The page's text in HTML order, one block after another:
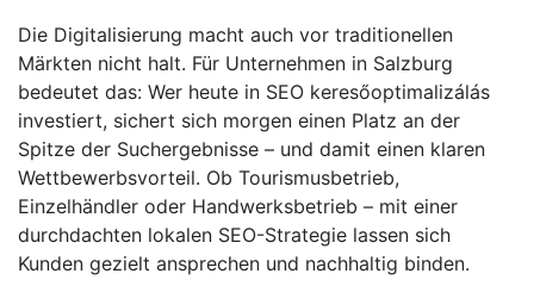
Die Digitalisierung macht auch vor traditionellen
Märkten nicht halt. Für Unternehmen in Salzburg
bedeutet das: Wer heute in SEO keresőoptimalizálás
investiert, sichert sich morgen einen Platz an der
Spitze der Suchergebnisse – und damit einen klaren
Wettbewerbsvorteil. Ob Tourismusbetrieb,
Einzelhändler oder Handwerksbetrieb – mit einer
durchdachten lokalen SEO-Strategie lassen sich
Kunden gezielt ansprechen und nachhaltig binden.